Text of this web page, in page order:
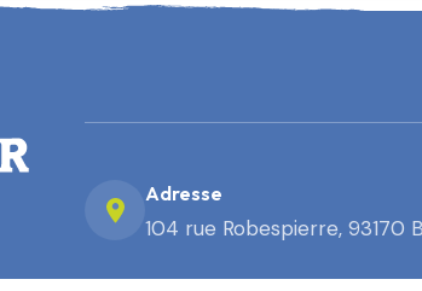
Adresse
104 rue Robespierre, 93170